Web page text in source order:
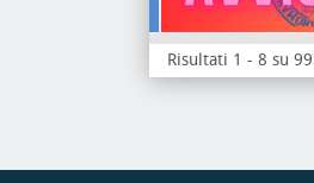
Risultati 1 - 8 su 99